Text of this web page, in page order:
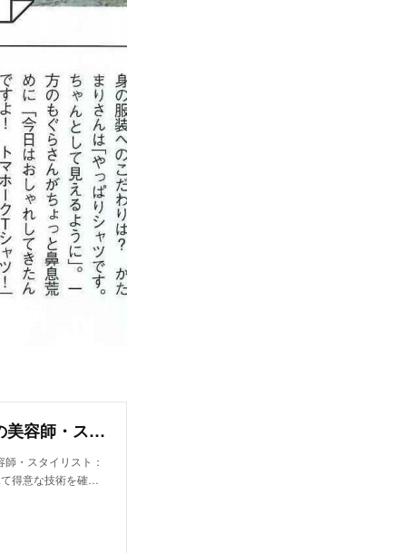
百冨 友香理｜ブロック ジャポン(bloc japon)の美容師・スタイリスト｜ホットペッパービューティー
・スタイリスト：
得意な技術を確…